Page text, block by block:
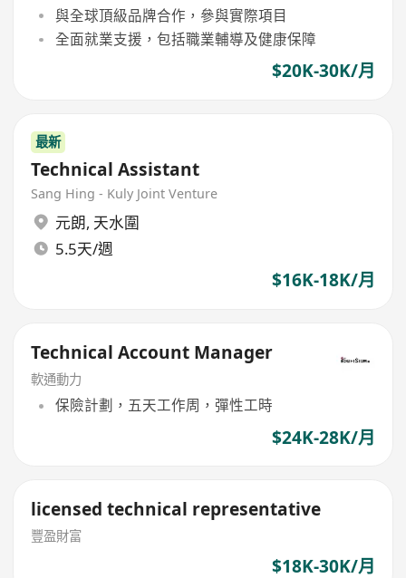
與全球頂級品牌合作，參與實際項目
全面就業支援，包括職業輔導及健康保障
$20K-30K/月
最新
Technical Assistant
Sang Hing - Kuly Joint Venture
元朗, 天水圍
5.5天/週
$16K-18K/月
Technical Account Manager
軟通動力
保險計劃，五天工作周，彈性工時
$24K-28K/月
licensed technical representative
豐盈財富
$18K-30K/月